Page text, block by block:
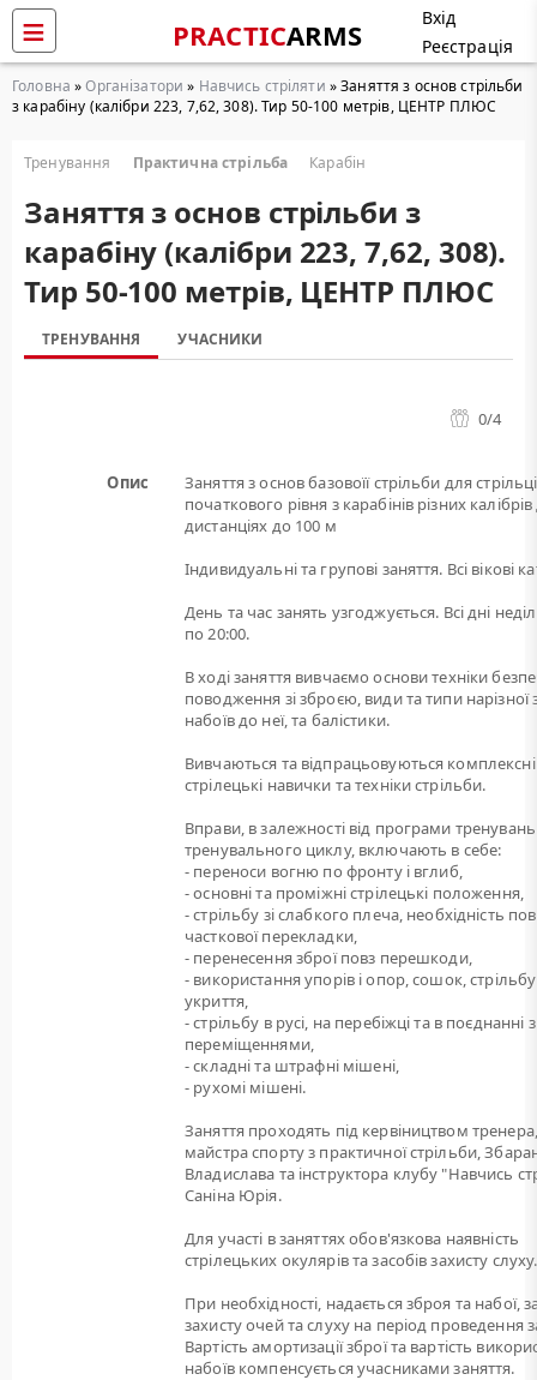
PRACTICARMS
Вхід
Реєстрація
Головна »Організатори » Навчись стріляти » Заняття з основ стрільби
з карабіну (калібри 223, 7,62, 308). Тир 50-100 метрів, ЦЕНТР ПЛЮС
Тренування Практична стрільба Карабін
Заняття з основ стрільби з
карабіну (калібри 223, 7,62, 308).
Тир 50-100 метрів, ЦЕНТР ПЛЮС
ТРЕНУВАННЯ УЧАСНИКИ
0/4
Опис
Заняття з основ базовоїї стрільби для
початкового рівня з карабінів різних
дистанціях до 100 м
Індивидуальні та групові заняття. Всі вікові
День та час занять узгоджується. Всі дні
по 20:00.
В ході заняття вивчаємо основи техніки
поводження зі зброєю, види та типи нарізної
набоїв до неї, та балістики.
Вивчаються та відпрацьовуються комплексні
стрілецькі навички та техніки стрільби.
Вправи, в залежності від програми
тренувального циклу, включають в себе:
- переноси вогню по фронту і вглиб,
- основні та проміжні стрілецькі положення,
- стрільбу зі слабкого плеча, необхідність
часткової перекладки,
- перенесення зброї повз перешкоди,
- використання упорів і опор, сошок,
укриття,
- стрільбу в русі, на перебіжці та в поєднанні з
переміщеннями,
- складні та штрафні мішені,
- рухомі мішені.
Заняття проходять під кервіництвом
майстра спорту з практичної стрільби,
Владислава та інструктора клубу "Навчись
Саніна Юрія.
Для участі в заняттях обов'язкова наявність
стрілецьких окулярів та засобів захисту слуху.
При необхідності, надається зброя та набої,
захисту очей та слуху на період проведення
Вартість амортизації зброї та вартість
набоїв компенсується учасниками заняття.